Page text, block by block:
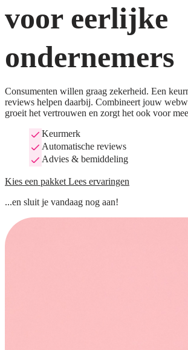
voor eerlijke
ondernemers
Consumenten willen graag zekerheid. Een
reviews helpen daarbij. Combineert jouw
groeit het vertrouwen en zorgt het ook voor
Keurmerk
Automatische reviews
Advies & bemiddeling
Kies een pakket Lees ervaringen
...en sluit je vandaag nog aan!